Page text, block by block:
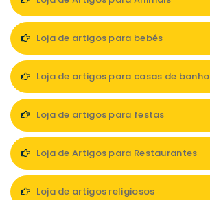
Loja de artigos para bebés
Loja de artigos para casas de banho
Loja de artigos para festas
Loja de Artigos para Restaurantes
Loja de artigos religiosos